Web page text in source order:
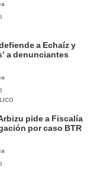
a Echaíz y
a denunciantes
pide a Fiscalía
por caso BTR